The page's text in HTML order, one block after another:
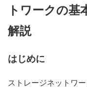
トワークの基
解説
はじめに
ストレージネットワ